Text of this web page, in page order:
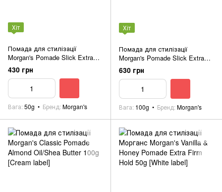
Хіт
Помада для стилізації
Morgan's Pomade Slick Extra
Firm Hold 50g [Silver label]
430 грн
Вага 50g Бренд Morgan's
Хіт
Помада для стилізації
Morgan's Pomade Slick Extra
Firm Hold 100g [Silver label]
630 грн
Вага 100g Бренд Morgan's